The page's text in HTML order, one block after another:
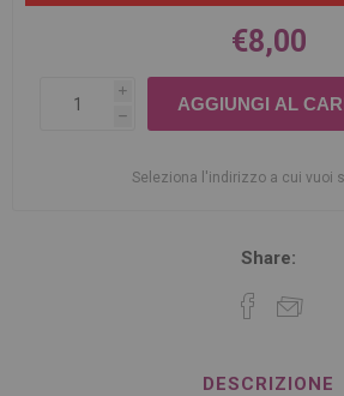
€8,00
i
h
Seleziona l'indirizzo a cui vuoi
Share:
DESCRIZIONE